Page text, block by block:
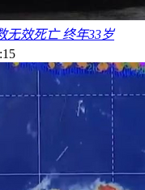
无效死亡 终年33岁